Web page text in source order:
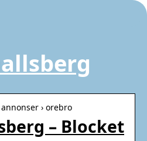
› orebro
– Blocket